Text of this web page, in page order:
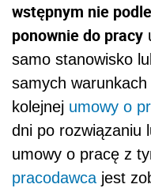
wstępnym nie
ponownie do pracy
samo stanowisko
samych
kolejnej umowy o
dni po rozwiązaniu
umowy o pracę z
pracodawca jest